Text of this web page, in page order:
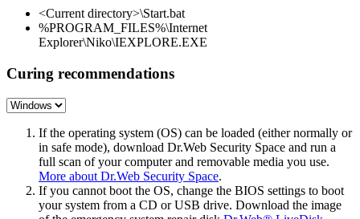
<Current directory>\Start.bat
%PROGRAM_FILES%\Internet
Explorer\Niko\IEXPLORE.EXE
Curing recommendations
If the operating system (OS) can be loaded (either normally or
in safe mode), download Dr.Web Security Space and run a
full scan of your computer and removable media you use.
More about Dr.Web Security Space.
If you cannot boot the OS, change the BIOS settings to boot
your system from a CD or USB drive. Download the image